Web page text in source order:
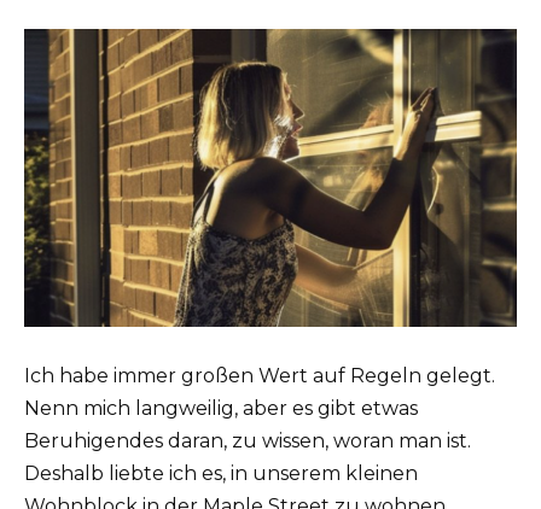
Ich habe immer großen Wert auf Regeln gelegt.
Nenn mich langweilig, aber es gibt etwas
Beruhigendes daran, zu wissen, woran man ist.
Deshalb liebte ich es, in unserem kleinen